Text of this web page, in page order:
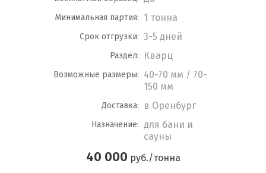
Минимальная партия: 1 тонна
Срок отгрузки: 3-5 дней
Раздел: Кварц
Возможные размеры: 40-70 мм / 70-
150 мм
Доставка: в Оренбург
Назначение: для бани и
сауны
40 000 руб./тонна